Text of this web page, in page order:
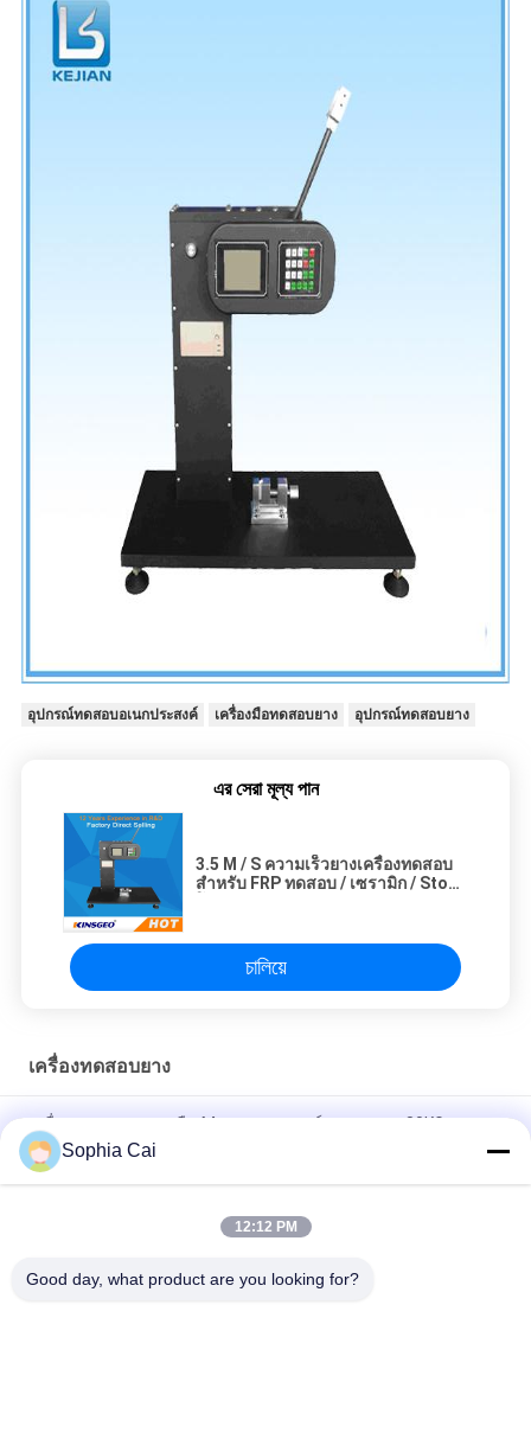
อุปกรณ์ทดสอบอเนกประสงค์ เครื่องมือทดสอบยาง อุปกรณ์ทดสอบยาง
এর সেরা মূল্য পান
3.5 M / S ความเร็วยางเครื่องทดสอบ
สำหรับ FRP ทดสอบ / เซรามิก / Stone
চালিয়ে
เครื่องทดสอบยาง
เครื่องทดสอบความหนืด Mooney, อุปกรณ์ทดสอบยาง 80KG
Sophia Cai
12:12 PM
Good day, what product are you looking for?